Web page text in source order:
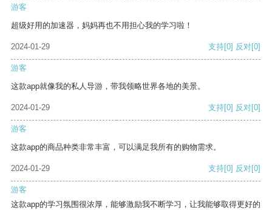
游客
超级好用的加速器，妈妈再也不用担心我的学习啦！
2024-01-29 支持[0] 反对[0]
游客
这款app就像我的私人导游，带我领略世界各地的美景。
2024-01-29 支持[0] 反对[0]
游客
这款app的商品种类非常丰富，可以满足我所有的购物需求。
2024-01-29 支持[0] 反对[0]
游客
这款app的学习氛围很浓厚，能够激励我不断学习，让我能够取得更好的